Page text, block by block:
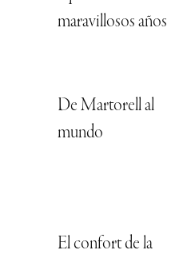
maravillosos años
De Martorell al
mundo
El confort de la